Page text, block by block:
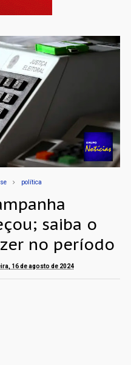
política
saiba o
no período
16 de agosto de 2024